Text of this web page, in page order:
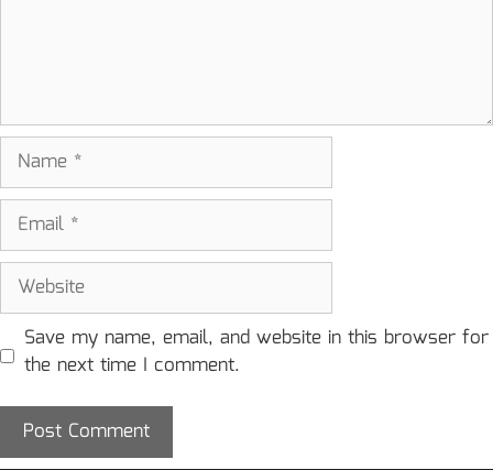
Name
Email
Website
Save my name, email, and website in this browser for
the next time I comment.